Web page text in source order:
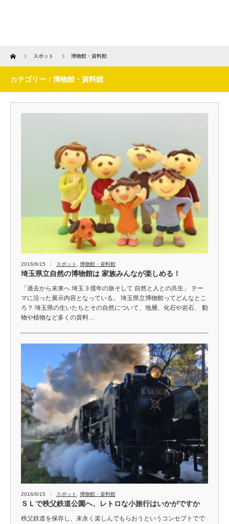
Home スポット 博物館・資料館
カテゴリー：博物館・資料館
2016/6/15 スポット 博物館・資料館
埼玉県立自然の博物館は 家族みんなが楽しめる！
「過去から未来へ 埼玉３億年の旅そして 自然と人との共生」 テー
マに沿った展示内容となっている。 埼玉県立博物館ってどんなとこ
ろ？ 埼玉県の生いたちとその自然について、地層、化石や岩石、 動
物や植物など多くの資料…
2016/6/15 スポット 博物館・資料館
ＳＬで秩父鉄道公園へ、レトロな小旅行はいかがですか
秩父鉄道を保存し、末永く楽しんでもらおうというコンセプトでで